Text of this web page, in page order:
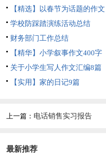
【精选】以春节为话题的作文
锦集8篇
学校防踩踏演练活动总结
财务部门工作总结
【精华】小学叙事作文400字
集锦九篇
关于小学生写人作文汇编8篇
【实用】家的日记9篇
上一篇： 电话销售实习报告
最新推荐